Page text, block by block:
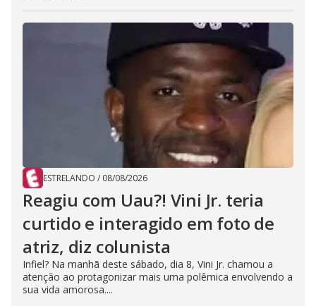
ESTRELANDO / 08/08/2026
Reagiu com Uau?! Vini Jr. teria
curtido e interagido em foto de
atriz, diz colunista
Infiel? Na manhã deste sábado, dia 8, Vini Jr. chamou a
atenção ao protagonizar mais uma polêmica envolvendo a
sua vida amorosa....